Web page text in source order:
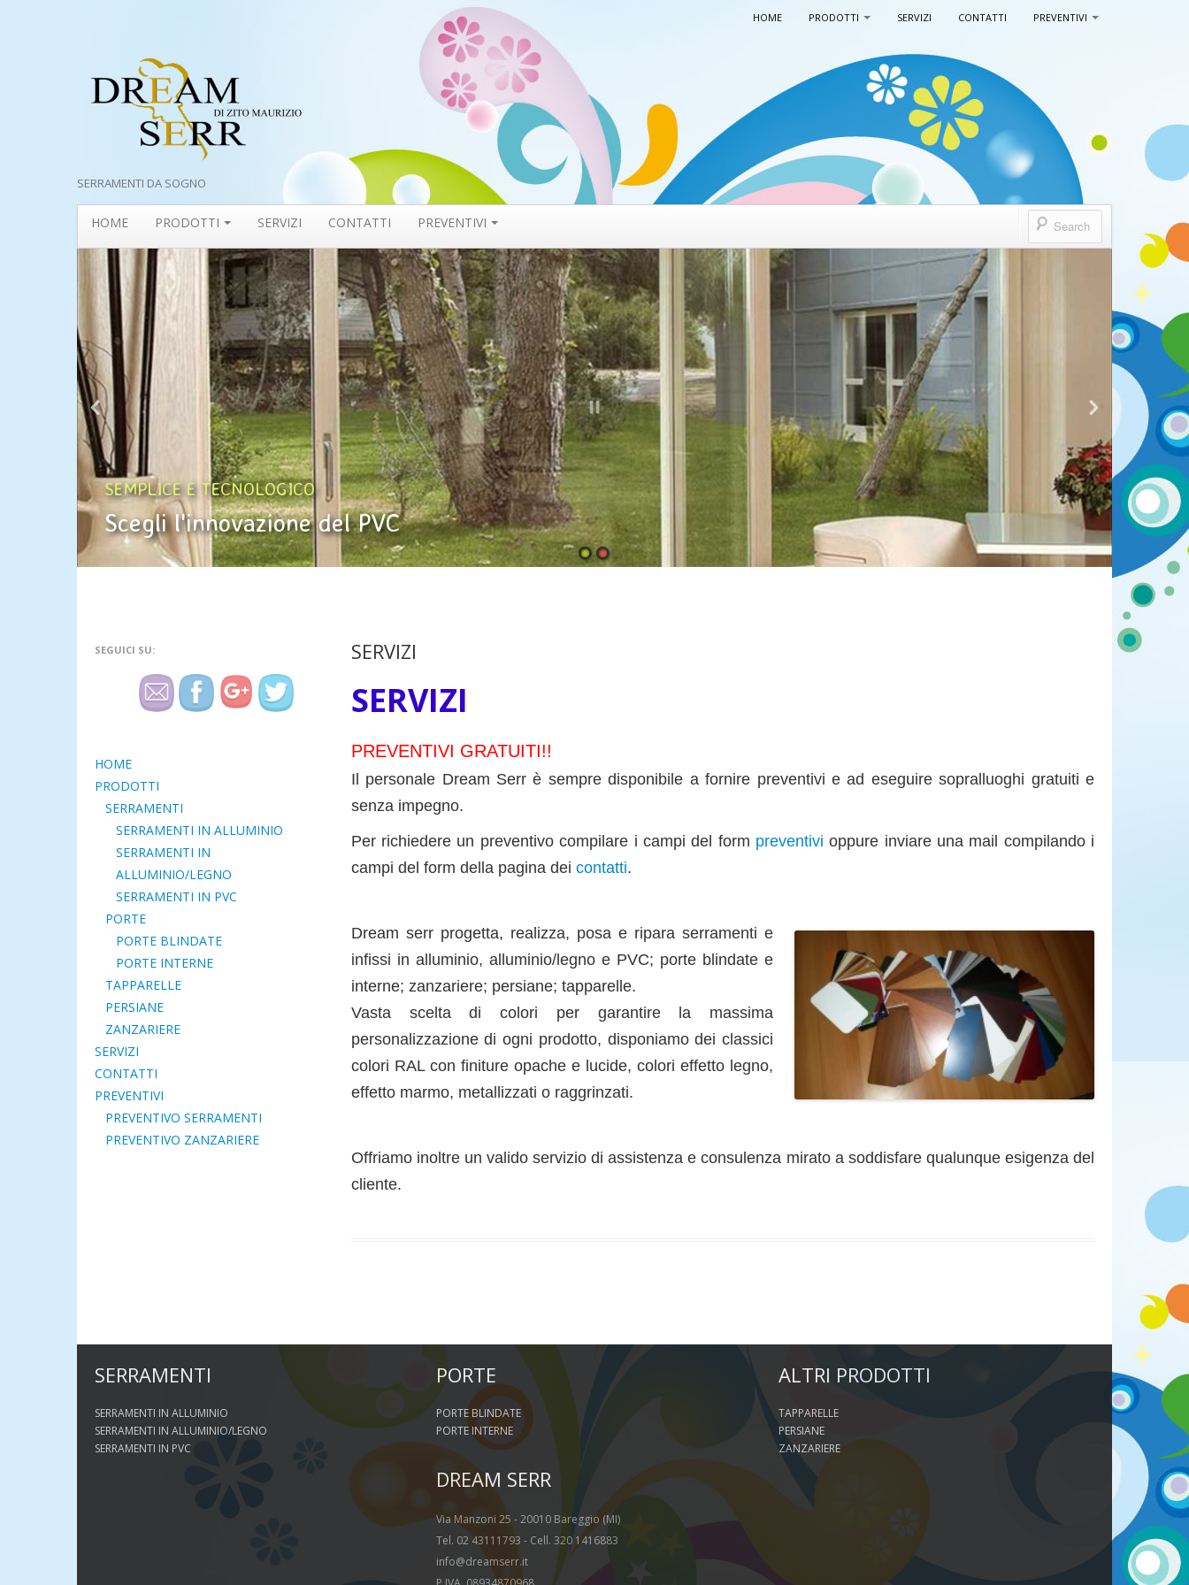
SERRAMENTI DA SOGNO
HOME PRODOTTI SERVIZI CONTATTI PREVENTIVI
HOME PRODOTTI SERVIZI CONTATTI PREVENTIVI
SEMPLICE E TECNOLOGICO
Scegli l'innovazione del PVC
SERVIZI
SERVIZI
PREVENTIVI GRATUITI!!
Il personale Dream Serr è sempre disponibile a fornire preventivi e ad eseguire sopralluoghi gratuiti e
senza impegno.
Per richiedere un preventivo compilare i campi del form preventivi oppure inviare una mail compilando i
campi del form della pagina dei contatti.
Dream serr progetta, realizza, posa e ripara serramenti e
infissi in alluminio, alluminio/legno e PVC; porte blindate e
interne; zanzariere; persiane; tapparelle.
Vasta scelta di colori per garantire la massima
personalizzazione di ogni prodotto, disponiamo dei classici
colori RAL con finiture opache e lucide, colori effetto legno,
effetto marmo, metallizzati o raggrinzati.
Offriamo inoltre un valido servizio di assistenza e consulenza mirato a soddisfare qualunque esigenza del
cliente.
SEGUICI SU:
HOME
PRODOTTI
SERRAMENTI
SERRAMENTI IN ALLUMINIO
SERRAMENTI IN
ALLUMINIO/LEGNO
SERRAMENTI IN PVC
PORTE
PORTE BLINDATE
PORTE INTERNE
TAPPARELLE
PERSIANE
ZANZARIERE
SERVIZI
CONTATTI
PREVENTIVI
PREVENTIVO SERRAMENTI
PREVENTIVO ZANZARIERE
SERRAMENTI
SERRAMENTI IN ALLUMINIO
SERRAMENTI IN ALLUMINIO/LEGNO
SERRAMENTI IN PVC
PORTE
PORTE BLINDATE
PORTE INTERNE
DREAM SERR
Via Manzoni 25 - 20010 Bareggio (MI)
Tel. 02 43111793 - Cell. 320 1416883
info@dreamserr.it
ALTRI PRODOTTI
TAPPARELLE
PERSIANE
ZANZARIERE